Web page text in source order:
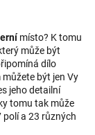
místo? K tomu
může být
dílo
být jen Vy
jeho detailní
tomu tak může
polí a 23 různých